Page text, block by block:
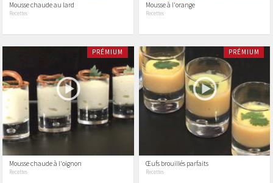
Mousse chaude au lard
Recettes
Mousse à l'orange
Recettes
PRÉMIUM
Mousse chaude à l'oignon
Recettes
PRÉMIUM
Œufs brouillés parfaits
Recettes